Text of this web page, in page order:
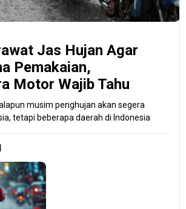
Jas Hujan Agar
Pemakaian,
Motor Wajib Tahu
musim penghujan akan segera
tetapi beberapa daerah di Indonesia